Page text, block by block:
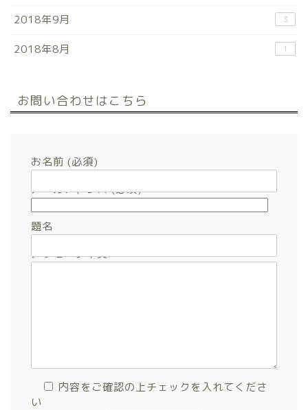
2018年9月 3
2018年8月 1
お問い合わせはこちら
お名前 (必須)
メールアドレス (必須)
題名
メッセージ本文
内容をご確認の上チェックを入れてくださ
い